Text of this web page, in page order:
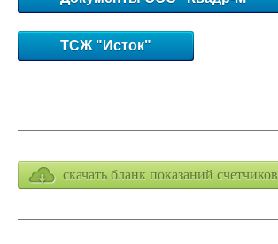
ТСЖ "Исток"
скачать бланк показаний счетчиков